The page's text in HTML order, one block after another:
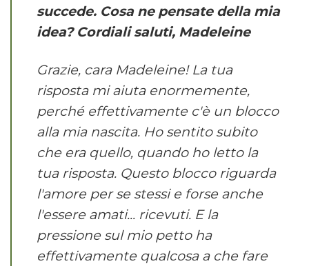
succede. Cosa ne pensate della mia
idea? Cordiali saluti, Madeleine
Grazie, cara Madeleine! La tua
risposta mi aiuta enormemente,
perché effettivamente c'è un blocco
alla mia nascita. Ho sentito subito
che era quello, quando ho letto la
tua risposta. Questo blocco riguarda
l'amore per se stessi e forse anche
l'essere amati... ricevuti. E la
pressione sul mio petto ha
effettivamente qualcosa a che fare